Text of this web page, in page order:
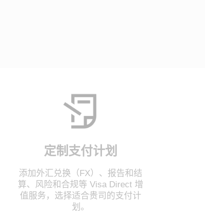
定制支付计划
添加外汇兑换（FX）、报告和结
算、风险和合规等 Visa Direct 增
值服务，选择适合贵司的支付计
划。